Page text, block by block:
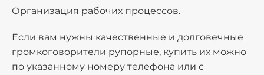
Организация рабочих процессов.
Если вам нужны качественные и долговечные
громкоговорители рупорные, купить их можно
по указанному номеру телефона или с